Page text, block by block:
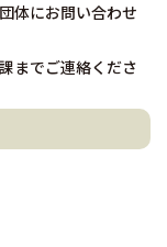
体にお問い合わせ
までご連絡くださ